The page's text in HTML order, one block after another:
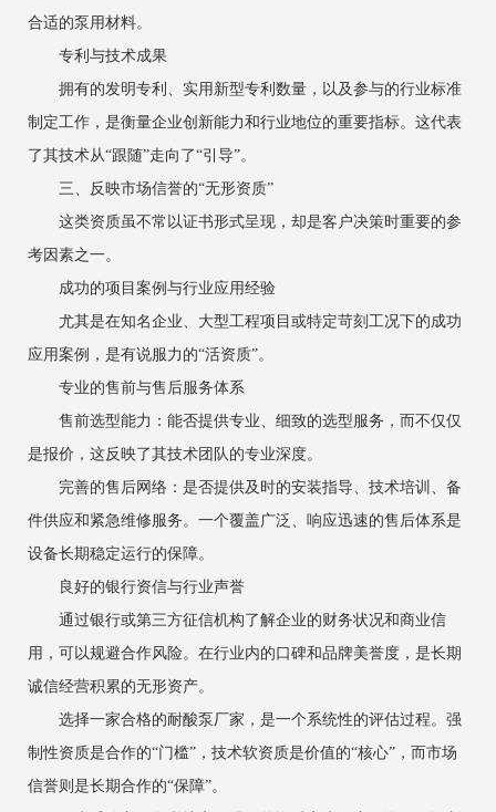
合适的泵用材料。
专利与技术成果
拥有的发明专利、实用新型专利数量，以及参与的行业标准
制定工作，是衡量企业创新能力和行业地位的重要指标。这代表
了其技术从“跟随”走向了“引导”。
三、反映市场信誉的“无形资质”
这类资质虽不常以证书形式呈现，却是客户决策时重要的参
考因素之一。
成功的项目案例与行业应用经验
尤其是在知名企业、大型工程项目或特定苛刻工况下的成功
应用案例，是有说服力的“活资质”。
专业的售前与售后服务体系
售前选型能力：能否提供专业、细致的选型服务，而不仅仅
是报价，这反映了其技术团队的专业深度。
完善的售后网络：是否提供及时的安装指导、技术培训、备
件供应和紧急维修服务。一个覆盖广泛、响应迅速的售后体系是
设备长期稳定运行的保障。
良好的银行资信与行业声誉
通过银行或第三方征信机构了解企业的财务状况和商业信
用，可以规避合作风险。在行业内的口碑和品牌美誉度，是长期
诚信经营积累的无形资产。
选择一家合格的耐酸泵厂家，是一个系统性的评估过程。强
制性资质是合作的“门槛”，技术软资质是价值的“核心”，而市场
信誉则是长期合作的“保障”。